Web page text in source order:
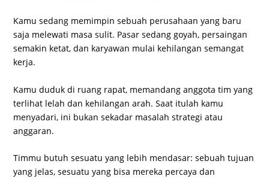
Kamu sedang memimpin sebuah perusahaan yang baru
saja melewati masa sulit. Pasar sedang goyah, persaingan
semakin ketat, dan karyawan mulai kehilangan semangat
kerja.
Kamu duduk di ruang rapat, memandang anggota tim yang
terlihat lelah dan kehilangan arah. Saat itulah kamu
menyadari, ini bukan sekadar masalah strategi atau
anggaran.
Timmu butuh sesuatu yang lebih mendasar: sebuah tujuan
yang jelas, sesuatu yang bisa mereka percaya dan